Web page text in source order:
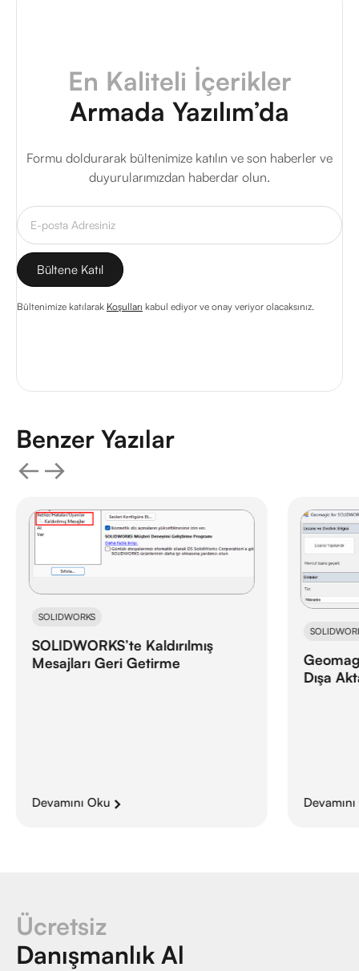
En Kaliteli İçerikler
Armada Yazılım’da
Formu doldurarak bültenimize katılın ve son haberler ve
duyurularımızdan haberdar olun.
Bültenimize katılarak Koşulları kabul ediyor ve onay veriyor olacaksınız.
Benzer Yazılar
SOLIDWORKS
SOLIDWORKS’te Kaldırılmış
Mesajları Geri Getirme
Devamını Oku
Dışa
Ücretsiz
Danışmanlık Al